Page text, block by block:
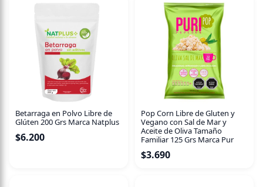
Betarraga en Polvo Libre de
Glúten 200 Grs Marca Natplus
$6.200
Pop Corn Libre de Gluten y
Vegano con Sal de Mar y
Aceite de Oliva Tamaño
Familiar 125 Grs Marca Pur
$3.690